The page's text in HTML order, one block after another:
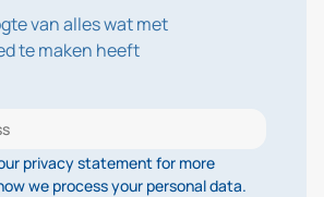
van alles wat met
te maken heeft
privacy statement for more
we process your personal data.